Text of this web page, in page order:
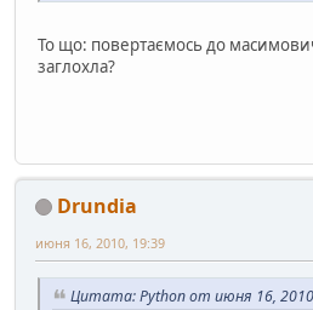
То що: повертаємось до
заглохла?
Drundia
июня 16, 2010, 19:39
Цитата: Python от июня 16,